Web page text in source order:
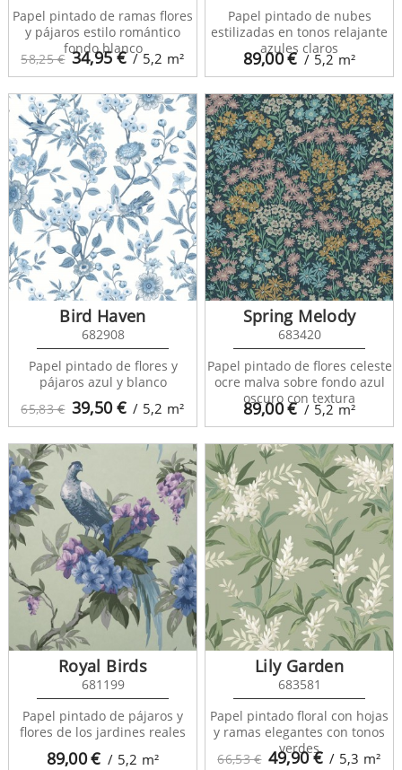
58,25 € 34,95€ / 5,2 m²
Papel pintado de ramas flores
y pájaros estilo romántico
fondo blanco
89,00€ / 5,2 m²
Papel pintado de nubes
estilizadas en tonos relajante
azules claros
65,83 € 39,50€ / 5,2 m²
Bird Haven
682908
Papel pintado de flores y
pájaros azul y blanco
89,00€ / 5,2m²
Spring Melody
683420
Papel pintado de flores celeste
ocre malva sobre fondo azul
oscuro con textura
89,00€ / 5,2 m²
Royal Birds
681199
Papel pintado de pájaros y
flores de los jardines reales
66,53 € 49,90€ / 5,3 m²
Lily Garden
683581
Papel pintado floral con hojas
y ramas elegantes con tonos
verdes